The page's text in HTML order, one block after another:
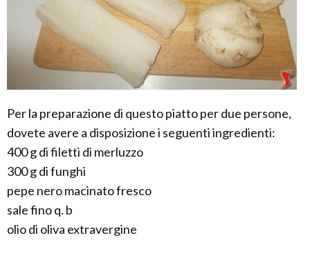
Per la preparazione di questo piatto per due persone,
dovete avere a disposizione i seguenti ingredienti:
400 g di filetti di merluzzo
300 g di funghi
pepe nero macinato fresco
sale fino q. b
olio di oliva extravergine